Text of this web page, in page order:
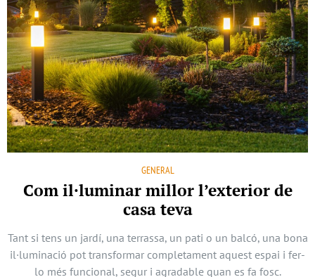
GENERAL
Com il·luminar millor l’exterior de
casa teva
Tant si tens un jardí, una terrassa, un pati o un balcó, una bona
il·luminació pot transformar completament aquest espai i fer-
lo més funcional, segur i agradable quan es fa fosc.